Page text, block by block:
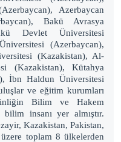
Azerbaycan
Bakü Avrasya
Devlet Üniversitesi
(Azerbaycan),
(Kazakistan), Al-
(Kazakistan), Kütahya
İbn Haldun Üniversitesi
ve eğitim kurumları
Bilim ve Hakem
insanı yer almıştır.
Kazakistan, Pakistan,
toplam 8 ülkelerden